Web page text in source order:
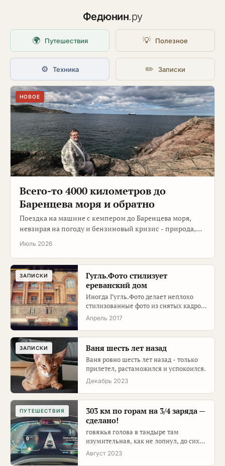
Федюнин.ру
🌍 Путешествия 💡 Полезное
⚙️ Техника ✏️ Записки
НОВОЕ
Всего-то 4000 километров до
Баренцева моря и обратно
Поездка на машине с кемпером до Баренцева моря,
невзирая на погоду и бензиновый кризис - природа,
интересные места, вкусная еда, много фото …
Июль 2026
ЗАПИСКИ
Гугль.Фото стилизует
ереванский дом
Иногда Гугль.Фото делает неплохо
стилизованные фото из снятых кадров.
Вот так он видит ереванский д…
Апрель 2017
ЗАПИСКИ Ваня шесть лет назад
Ваня ровно шесть лет назад - только
прилетел, растаможился и успокоился.
Декабрь 2023
ПУТЕШЕСТВИЯ
303 км по горам на 3/4 заряда —
сделано!
говяжья голова в тандыре там
изумительная, как не лопнул, до сих
пор не понимаю :) взяли самую мале…
Август 2023